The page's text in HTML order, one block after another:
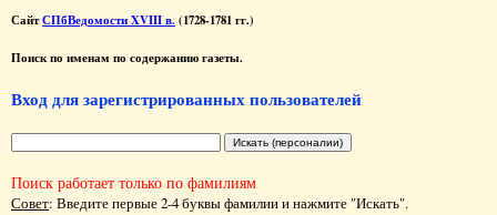
СайтСПбВедомости XVIII в. (1728-1781 гг.)
Поиск по именам по содержанию газеты.
Вход для зарегистрированных пользователей
Поиск работает только по фамилиям
Совет: Введите первые 2-4 буквы фамилии и нажмите "Искать".